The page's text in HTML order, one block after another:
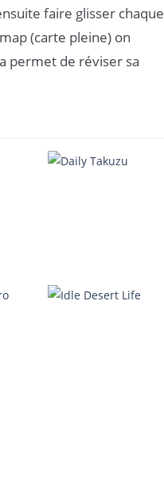
faire glisser chaque
(carte pleine) on
permet de réviser sa